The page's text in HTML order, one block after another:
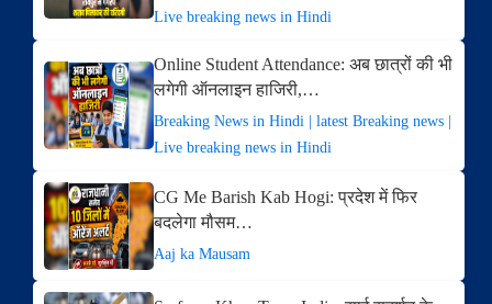
Live breaking news in Hindi
Online Student Attendance: अब छात्रों की भी
लगेगी ऑनलाइन हाजिरी,…
Breaking News in Hindi | latest Breaking news |
Live breaking news in Hindi
CG Me Barish Kab Hogi: प्रदेश में फिर
बदलेगा मौसम…
Aaj ka Mausam